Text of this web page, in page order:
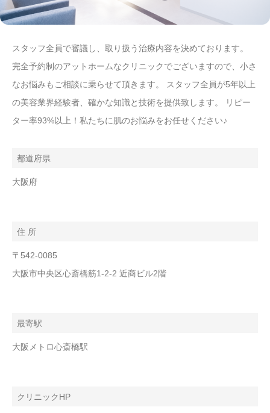
スタッフ全員で審議し、取り扱う治療内容を決めております。
完全予約制のアットホームなクリニックでございますので、小さ
なお悩みもご相談に乗らせて頂きます。 スタッフ全員が5年以上
の美容業界経験者、確かな知識と技術を提供致します。 リピー
ター率93%以上！私たちに肌のお悩みをお任せください♪
都道府県
大阪府
住 所
〒542-0085
大阪市中央区心斎橋筋1-2-2 近商ビル2階
最寄駅
大阪メトロ心斎橋駅
クリニックHP